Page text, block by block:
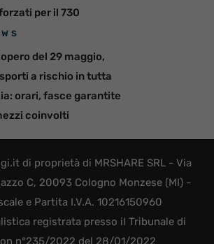
per il 730
del 29 maggio,
a rischio in tutta
orari, fasce garantite
coinvolti
di proprietà di MRSHARE SRL - Via
C, 20093 Cologno Monzese (MI) -
e Partita I.V.A. 10216150960
registrata presso il Tribunale di
n°235/2022 del 28/01/2022